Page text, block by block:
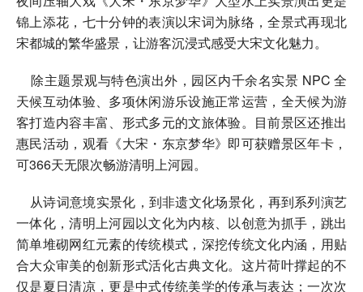
锦上添花，七十分钟的表演以宋词为脉络，全景式再现北
宋都城的繁华盛景，让游客沉浸式感受大宋文化魅力。
除主题景观与特色演出外，园区内千余名实景 NPC 全
天候互动体验、多项休闲游乐设施正常运营，全天候为游
客打造内容丰富、形式多元的文旅体验。目前景区还推出
惠民活动，观看《大宋・东京梦华》即可获赠景区年卡，
可366天无限次畅游清明上河园。
从诗词意境实景化，到非遗文化场景化，再到系列演艺
一体化，清明上河园以文化为内核、以创意为抓手，跳出
简单堆砌网红元素的传统模式，深挖传统文化内涵，用贴
合大众审美的创新形式活化古典文化。这片荷叶撑起的不
仅是夏日清凉，更是中式传统美学的传承与表达；一次次